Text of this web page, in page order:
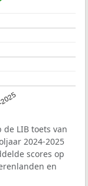
LIB toets van
2024-2025
scores op
en